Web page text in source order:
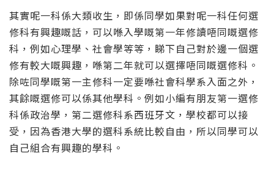
其實呢一科係大類收生，即係同學如果對呢一科任何選
修科有興趣嘅話，可以喺入學嘅第一年修讀唔同嘅選修
科，例如心理學、社會學等等，睇下自己對於邊一個選
修有較大嘅興趣，喺第二年就可以選擇唔同嘅選修科。
除咗同學嘅第一主修科一定要喺社會科學系入面之外，
其餘嘅選修可以係其他學科。例如小編有朋友第一選修
科係政治學，第二選修科系西班牙文，學校都可以接
受，因為香港大學的選科系統比較自由，所以同學可以
自己組合有興趣的學科。